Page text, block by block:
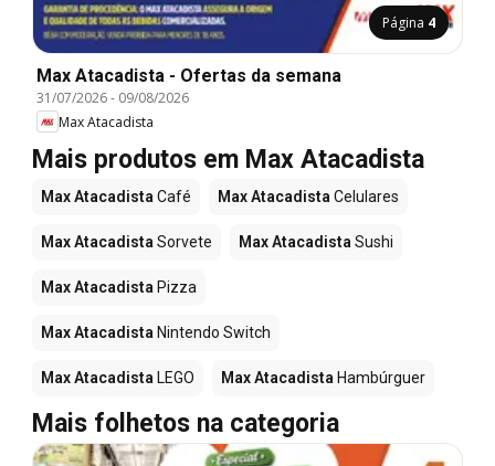
Página 4
Max Atacadista - Ofertas da semana
31/07/2026- 09/08/2026
Max Atacadista
Mais produtos em Max Atacadista
Max AtacadistaCafé Max AtacadistaCelulares
Max AtacadistaSorvete Max AtacadistaSushi
Max Atacadista Pizza
Max Atacadista Nintendo Switch
Max Atacadista LEGO Max Atacadista Hambúrguer
Mais folhetos na categoria